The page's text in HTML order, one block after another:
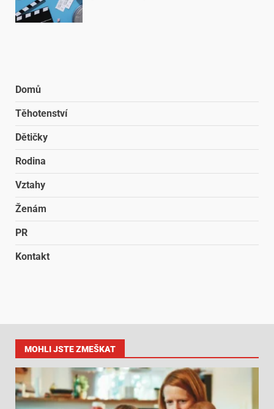
Domů
Těhotenství
Dětičky
Rodina
Vztahy
Ženám
PR
Kontakt
MOHLI JSTE ZMEŠKAT